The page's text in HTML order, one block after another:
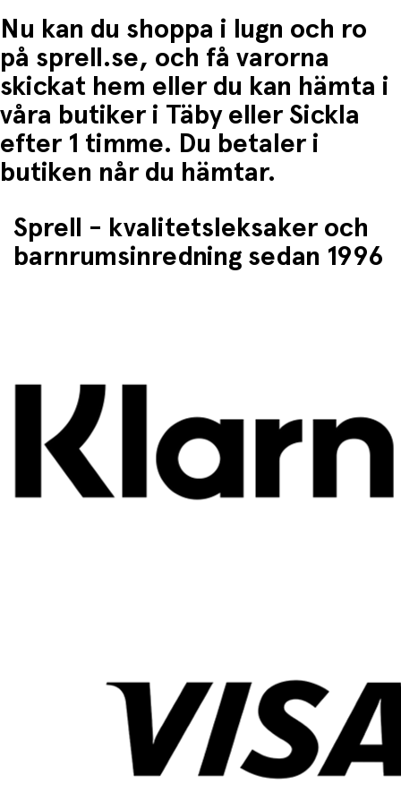
Nu kan du shoppa i lugn och ro
på sprell.se, och få varorna
skickat hem eller du kan hämta i
våra butiker i Täby eller Sickla
efter 1 timme. Du betaler i
butiken når du hämtar.
Sprell - kvalitetsleksaker och
barnrumsinredning sedan 1996